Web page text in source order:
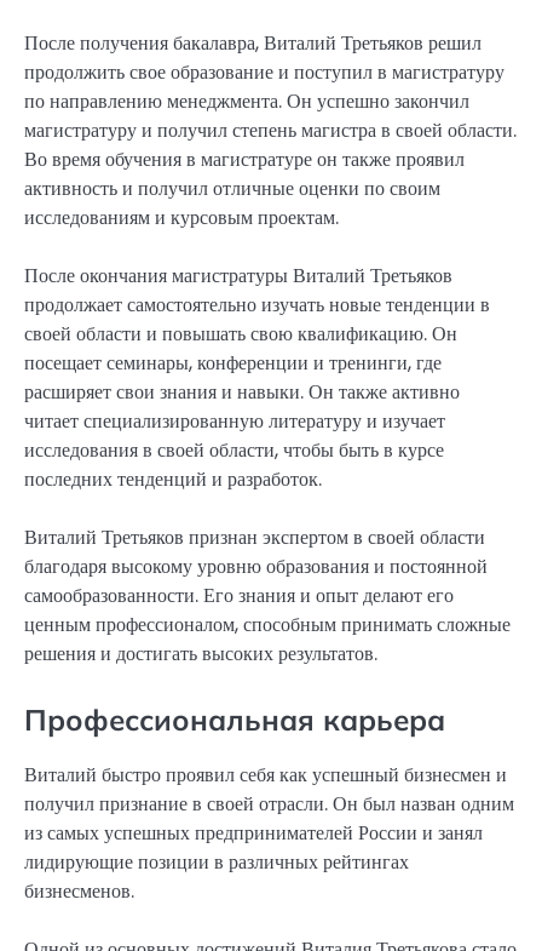
После получения бакалавра, Виталий Третьяков решил
продолжить свое образование и поступил в магистратуру
по направлению менеджмента. Он успешно закончил
магистратуру и получил степень магистра в своей области.
Во время обучения в магистратуре он также проявил
активность и получил отличные оценки по своим
исследованиям и курсовым проектам.
После окончания магистратуры Виталий Третьяков
продолжает самостоятельно изучать новые тенденции в
своей области и повышать свою квалификацию. Он
посещает семинары, конференции и тренинги, где
расширяет свои знания и навыки. Он также активно
читает специализированную литературу и изучает
исследования в своей области, чтобы быть в курсе
последних тенденций и разработок.
Виталий Третьяков признан экспертом в своей области
благодаря высокому уровню образования и постоянной
самообразованности. Его знания и опыт делают его
ценным профессионалом, способным принимать сложные
решения и достигать высоких результатов.
Профессиональная карьера
Виталий быстро проявил себя как успешный бизнесмен и
получил признание в своей отрасли. Он был назван одним
из самых успешных предпринимателей России и занял
лидирующие позиции в различных рейтингах
бизнесменов.